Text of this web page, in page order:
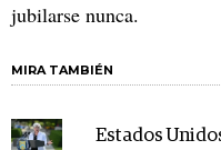
jubilarse nunca.
MIRA TAMBIÉN
Estados